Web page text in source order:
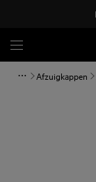
Afzuigkappen